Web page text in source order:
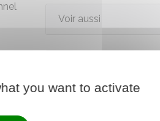
Voir aussi
you want to activate